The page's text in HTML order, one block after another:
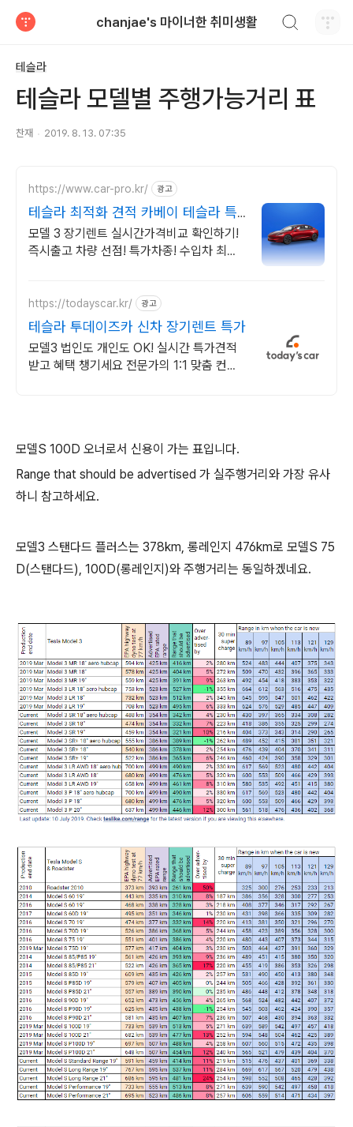
chanjae's 마이너한 취미생활
테슬라
테슬라 모델별 주행가능거리 표
찬재 2019. 8. 13. 07:35
https://www.car-pro.kr/ 광고
테슬라 최적화 견적 카베이 테슬라 특
가차량 무료견적
모델 3 장기렌트 실시간가격비교 확인하기!
즉시출고 차량 선점! 특가차종! 수입차 최대
https://todayscar.kr/ 광고
테슬라 투데이즈카 신차 장기렌트 특가
모델3 법인도 개인도 OK! 실시간 특가견적
받고 혜택 챙기세요 전문가의 1:1 맞춤 컨설
모델S 100D 오너로서 신용이 가는 표입니다.
Range that should be advertised 가 실주행거리와 가장 유사
하니 참고하세요.
모델3 스탠다드 플러스는 378km, 롱레인지 476km로 모델S 75
D(스탠다드), 100D(롱레인지)와 주행거리는 동일하겠네요.